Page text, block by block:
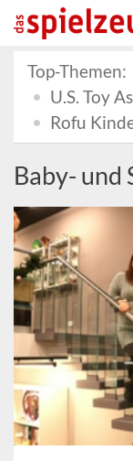
Top-Themen:
U.S. Toy
Rofu
Baby- und